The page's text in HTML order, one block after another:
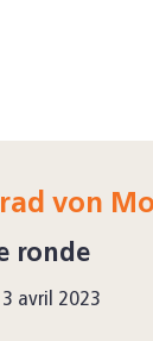
von
ronde
avril 2023